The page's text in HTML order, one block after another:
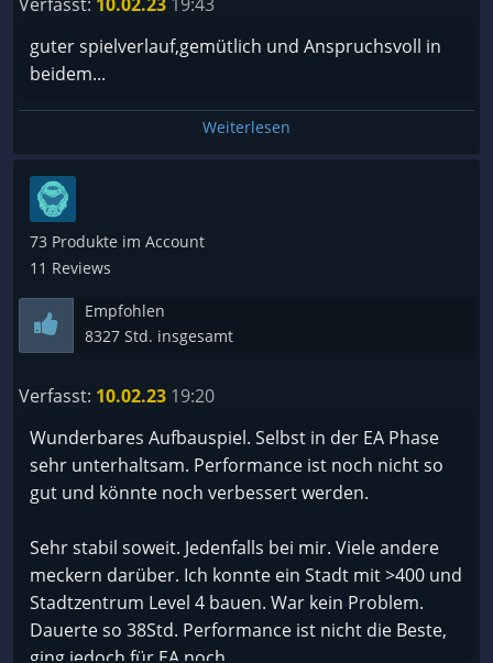
guter spielverlauf,gemütlich und Anspruchsvoll in
beidem...
Weiterlesen
73 Produkte im Account
11 Reviews
Empfohlen
8327 Std. insgesamt
Verfasst: 10.02.23 19:20
Wunderbares Aufbauspiel. Selbst in der EA Phase
sehr unterhaltsam. Performance ist noch nicht so
gut und könnte noch verbessert werden.
Sehr stabil soweit. Jedenfalls bei mir. Viele andere
meckern darüber. Ich konnte ein Stadt mit >400 und
Stadtzentrum Level 4 bauen. War kein Problem.
Dauerte so 38Std. Performance ist nicht die Beste,
ging jedoch für EA noch.